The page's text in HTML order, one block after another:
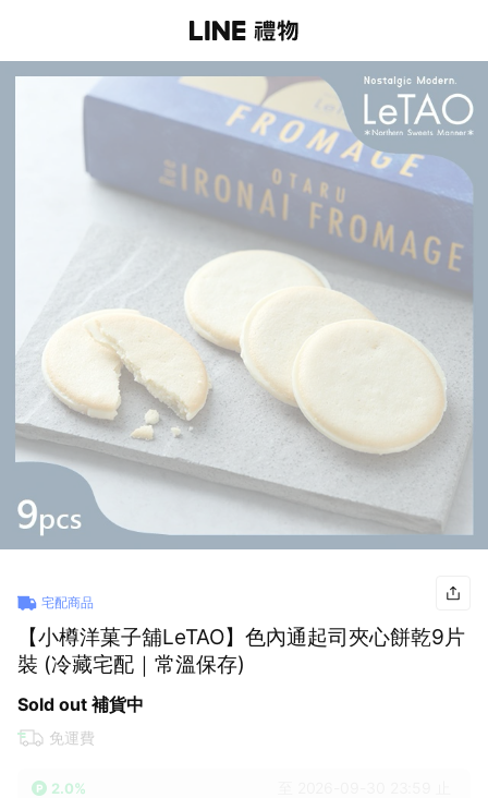
宅配商品
【小樽洋菓子舖LeTAO】色內通起司夾心餅乾9片
裝 (冷藏宅配｜常溫保存)
Sold out 補貨中
免運費
2.0%